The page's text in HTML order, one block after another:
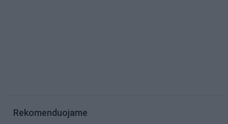
Rekomenduojame